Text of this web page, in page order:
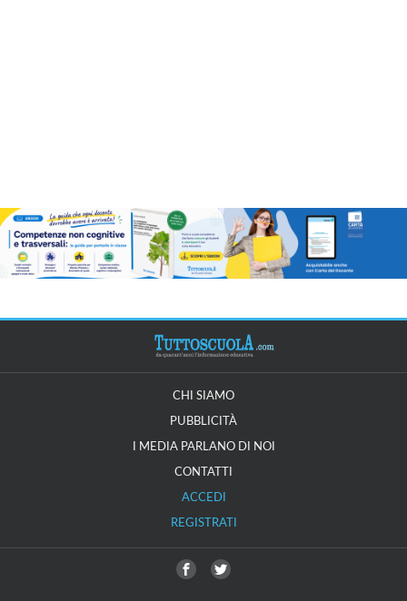
CHI SIAMO
PUBBLICITÀ
I MEDIA PARLANO DI NOI
CONTATTI
ACCEDI
REGISTRATI